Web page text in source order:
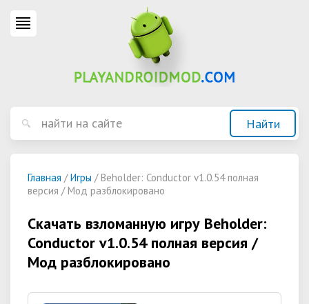
Главная /Игры / Beholder: Conductor v1.0.54 полная
версия / Мод разблокировано
Скачать взломанную игру Beholder:
Conductor v1.0.54 полная версия /
Мод разблокировано